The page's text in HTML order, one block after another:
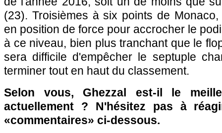
(23). Troisièmes à six points de
en position de force pour accrocher le
à ce niveau, bien plus tranchant que le
sera difficile d'empêcher le septuple
terminer tout en haut du classement.
Selon vous, Ghezzal est-il le
actuellement ? N'hésitez pas à
«commentaires» ci-dessous.